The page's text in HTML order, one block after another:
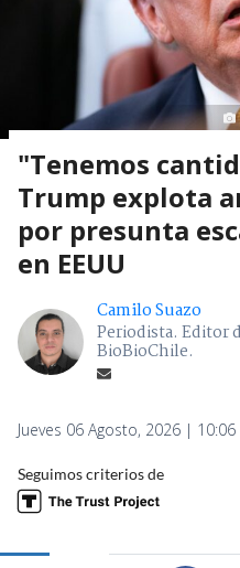
"Tenemos
Trump explota
por presunta
en EEUU
Camilo Suazo
Periodista. Editor
BioBioChile.
Jueves 06 Agosto, 2026 | 10:06
Seguimos criterios de